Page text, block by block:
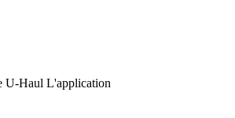
U-Haul L'application